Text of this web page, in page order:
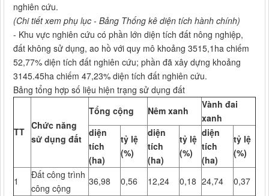
nghiên cứu.
(Chi tiết xem phụ lục - Bảng Thống kê diện tích hành chính)
- Khu vực nghiên cứu có phần lớn diện tích đất nông nghiệp,
đất không sử dụng, ao hồ với quy mô khoảng 3515,1ha chiếm
52,77% diện tích đất nghiên cứu; phần đã xây dựng khoảng
3145.45ha chiếm 47,23% diện tích đất nghiên cứu.
Bảng tổng hợp số liệu hiện trạng sử dụng đất
TT
Chức năng
sử dụng đất
Tổng cộng Nêm xanh
Vành đai
xanh
diện
tích
(ha)
tỷ lệ
(%)
diện
tích
(ha)
tỷ lệ
(%)
diện
tích
(ha)
tỷ lệ
(%)
1
Đất công trình
công cộng
36,98 0,56 12,24 0,18 24,74 0,37